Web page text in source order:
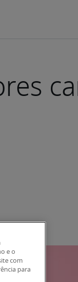
e o
com
para